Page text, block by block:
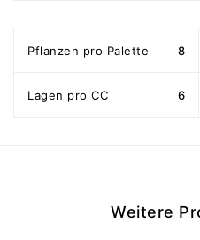
Pflanzen pro Palette 8
Lagen pro CC 6
Weitere